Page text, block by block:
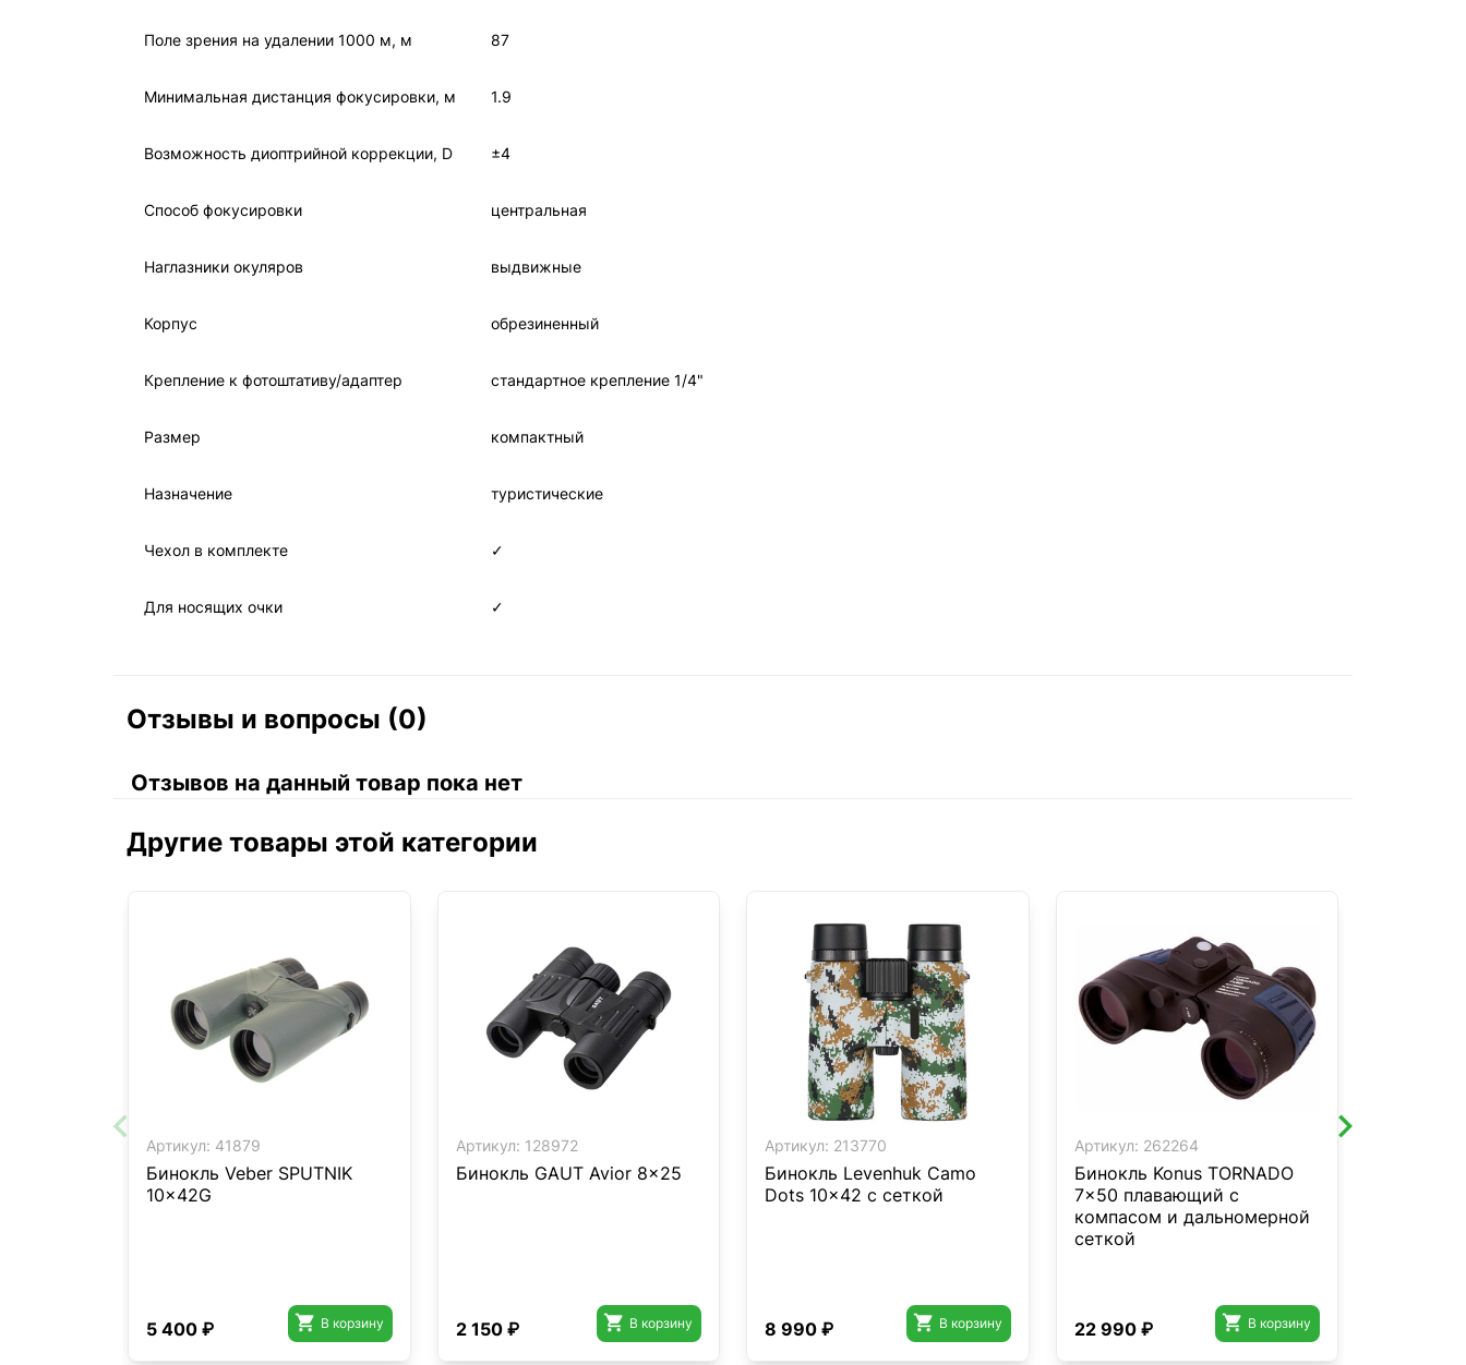
Поле зрения на удалении 1000 м, м 87
Минимальная дистанция фокусировки, м 1.9
Возможность диоптрийной коррекции, D ±4
Способ фокусировки центральная
Наглазники окуляров выдвижные
Корпус обрезиненный
Крепление к фотоштативу/адаптер стандартное крепление 1/4"
Размер компактный
Назначение туристические
Чехол в комплекте ✓
Для носящих очки ✓
Отзывы и вопросы (0)
Отзывов на данный товар пока нет
Другие товары этой категории
Артикул: 41879
Бинокль Veber SPUTNIK
10x42G
5 400 ₽  В корзину
Артикул: 128972
Бинокль GAUT Avior 8x25
2 150 ₽  В корзину
Артикул: 213770
Бинокль Levenhuk Camo
Dots 10x42 с сеткой
8 990 ₽  В корзину
Артикул: 262264
Бинокль Konus TORNADO
7x50 плавающий с
компасом и дальномерной
сеткой
22 990 ₽  В корзину